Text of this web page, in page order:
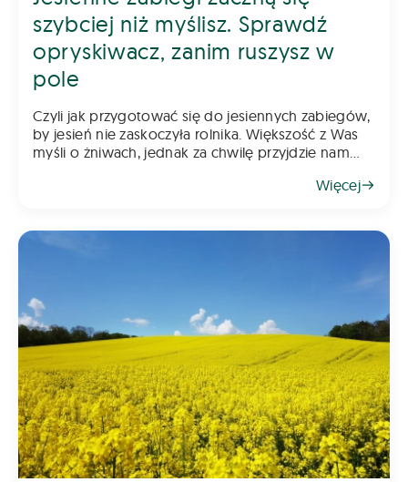
szybciej niż myślisz. Sprawdź
opryskiwacz, zanim ruszysz w
pole
Czyli jak przygotować się do jesiennych zabiegów,
by jesień nie zaskoczyła rolnika. Większość z Was
myśli o żniwach, jednak za chwilę przyjdzie nam
rzepak wymaga już wczesnej ochrony, a w kole
Więcej